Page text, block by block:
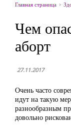
Главная страница
Чем
аборт
27.11.2017
Очень часто
идут на такую
разнообразным
довольно